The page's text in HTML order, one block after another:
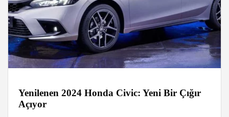
Yenilenen 2024 Honda Civic: Yeni Bir Çığır
Açıyor